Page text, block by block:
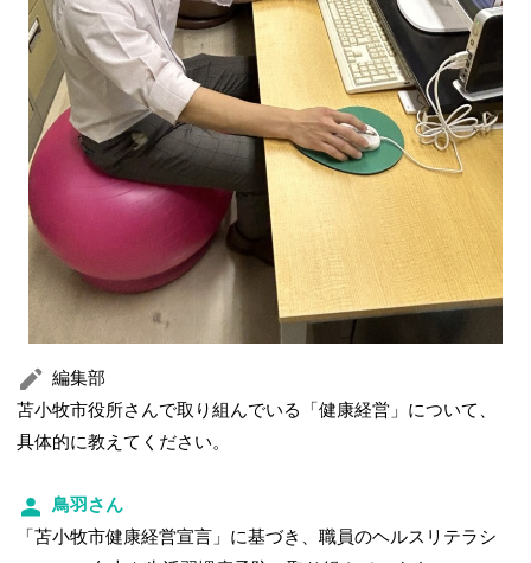
編集部
苫小牧市役所さんで取り組んでいる「健康経営」について、
具体的に教えてください。
鳥羽さん
「苫小牧市健康経営宣言」に基づき、職員のヘルスリテラシ